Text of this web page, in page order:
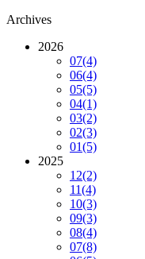
Archives
2026
07(4)
06(4)
05(5)
04(1)
03(2)
02(3)
01(5)
2025
12(2)
11(4)
10(3)
09(3)
08(4)
07(8)